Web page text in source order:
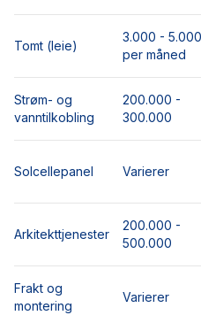
Tomt (leie)
3.000 - 5.000
per måned
Strøm- og
vanntilkobling
200.000 -
300.000
Solcellepanel Varierer
Arkitekttjenester
200.000 -
500.000
Frakt og
montering
Varierer